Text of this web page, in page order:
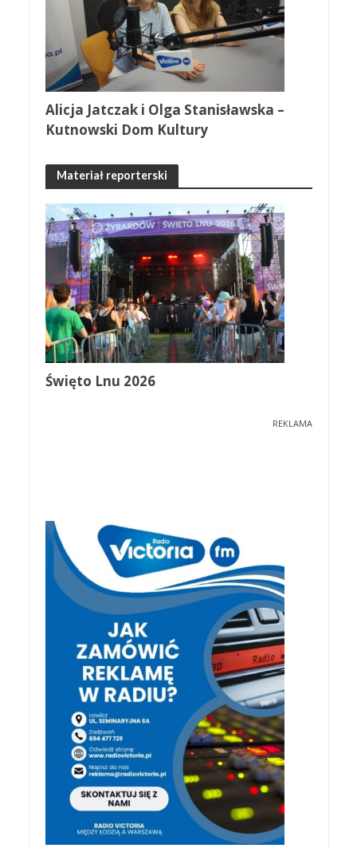
Alicja Jatczak i Olga Stanisławska –
Kutnowski Dom Kultury
Materiał reporterski
Święto Lnu 2026
REKLAMA